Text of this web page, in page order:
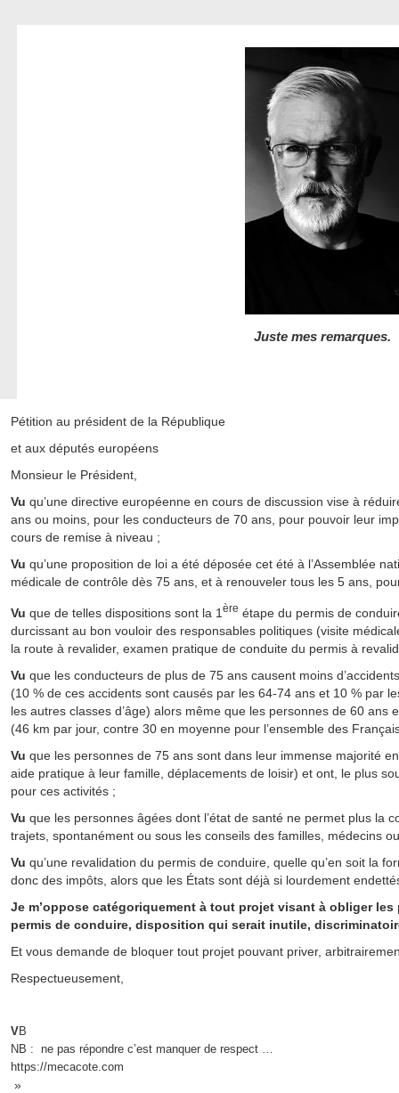
Juste mes remarques.
Pétition au président de la République
et aux députés européens
Monsieur le Président,
Vu qu’une directive européenne en cours de discussion vise à
ans ou moins, pour les conducteurs de 70 ans, pour pouvoir leur
cours de remise à niveau ;
Vu qu’une proposition de loi a été déposée cet été à l’Assemblée
médicale de contrôle dès 75 ans, et à renouveler tous les 5 ans,
Vu que de telles dispositions sont la 1 ère étape du permis de
durcissant au bon vouloir des responsables politiques (visite
la route à revalider, examen pratique de conduite du permis à
Vu que les conducteurs de plus de 75 ans causent moins
(10 % de ces accidents sont causés par les 64-74 ans et 10 % par
les autres classes d’âge) alors même que les personnes de 60 ans
(46 km par jour, contre 30 en moyenne pour l’ensemble des
Vu que les personnes de 75 ans sont dans leur immense majorité
aide pratique à leur famille, déplacements de loisir) et ont, le plus
pour ces activités ;
Vu que les personnes âgées dont l’état de santé ne permet plus la
trajets, spontanément ou sous les conseils des familles, médecins
Vu qu’une revalidation du permis de conduire, quelle qu’en soit la
donc des impôts, alors que les États sont déjà si lourdement
Je m’oppose catégoriquement à tout projet visant à obliger
permis de conduire, disposition qui serait inutile,
Et vous demande de bloquer tout projet pouvant priver,
Respectueusement,
VB
NB : ne pas répondre c’est manquer de respect …
https://mecacote.com
»